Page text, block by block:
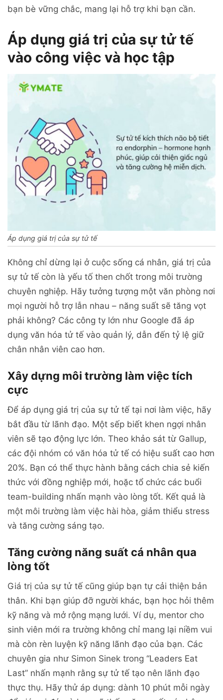
bạn bè vững chắc, mang lại hỗ trợ khi bạn cần.
Áp dụng giá trị của sự tử tế
vào công việc và học tập
Áp dụng giá trị của sự tử tế
Không chỉ dừng lại ở cuộc sống cá nhân, giá trị của
sự tử tế còn là yếu tố then chốt trong môi trường
chuyên nghiệp. Hãy tưởng tượng một văn phòng nơi
mọi người hỗ trợ lẫn nhau – năng suất sẽ tăng vọt
phải không? Các công ty lớn như Google đã áp
dụng văn hóa tử tế vào quản lý, dẫn đến tỷ lệ giữ
chân nhân viên cao hơn.
Xây dựng môi trường làm việc tích
cực
Để áp dụng giá trị của sự tử tế tại nơi làm việc, hãy
bắt đầu từ lãnh đạo. Một sếp biết khen ngợi nhân
viên sẽ tạo động lực lớn. Theo khảo sát từ Gallup,
các đội nhóm có văn hóa tử tế có hiệu suất cao hơn
20%. Bạn có thể thực hành bằng cách chia sẻ kiến
thức với đồng nghiệp mới, hoặc tổ chức các buổi
team-building nhấn mạnh vào lòng tốt. Kết quả là
một môi trường làm việc hài hòa, giảm thiểu stress
và tăng cường sáng tạo.
Tăng cường năng suất cá nhân qua
lòng tốt
Giá trị của sự tử tế cũng giúp bạn tự cải thiện bản
thân. Khi bạn giúp đỡ người khác, bạn học hỏi thêm
kỹ năng và mở rộng mạng lưới. Ví dụ, mentor cho
sinh viên mới ra trường không chỉ mang lại niềm vui
mà còn rèn luyện kỹ năng lãnh đạo của bạn. Các
chuyên gia như Simon Sinek trong “Leaders Eat
Last” nhấn mạnh rằng sự tử tế tạo nên lãnh đạo
thực thụ. Hãy thử áp dụng: dành 10 phút mỗi ngày